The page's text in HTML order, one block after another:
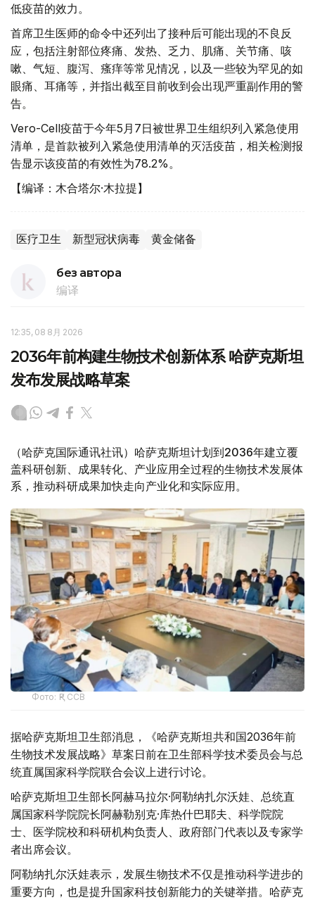
低疫苗的效力。
首席卫生医师的命令中还列出了接种后可能出现的不良反
应，包括注射部位疼痛、发热、乏力、肌痛、关节痛、咳
嗽、气短、腹泻、瘙痒等常见情况，以及一些较为罕见的如
眼痛、耳痛等，并指出截至目前收到会出现严重副作用的警
告。
Vero-Cell疫苗于今年5月7日被世界卫生组织列入紧急使用
清单，是首款被列入紧急使用清单的灭活疫苗，相关检测报
告显示该疫苗的有效性为78.2%。
【编译：木合塔尔·木拉提】
医疗卫生 新型冠状病毒 黄金储备
без автора
编译
12:35, 08 8月 2026
2036年前构建生物技术创新体系 哈萨克斯坦
发布发展战略草案
（哈萨克国际通讯社讯）哈萨克斯坦计划到2036年建立覆
盖科研创新、成果转化、产业应用全过程的生物技术发展体
系，推动科研成果加快走向产业化和实际应用。
Фото: ҚР ССВ
据哈萨克斯坦卫生部消息，《哈萨克斯坦共和国2036年前
生物技术发展战略》草案日前在卫生部科学技术委员会与总
统直属国家科学院联合会议上进行讨论。
哈萨克斯坦卫生部长阿赫马拉尔·阿勒纳扎尔沃娃、总统直
属国家科学院院长阿赫勒别克·库热什巴耶夫、科学院院
士、医学院校和科研机构负责人、政府部门代表以及专家学
者出席会议。
阿勒纳扎尔沃娃表示，发展生物技术不仅是推动科学进步的
重要方向，也是提升国家科技创新能力的关键举措。哈萨克